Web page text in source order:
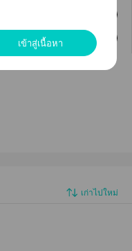
ติดตาม
เก่าไปใหม่
เข้าสู่เนื้อหา